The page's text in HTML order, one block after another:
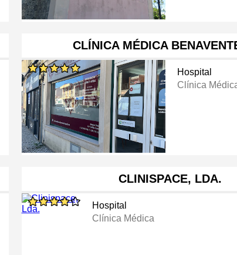
CLÍNICA MÉDICA
Hospital
Clínica
CLINISPACE, LDA.
Hospital
Clínica Médica